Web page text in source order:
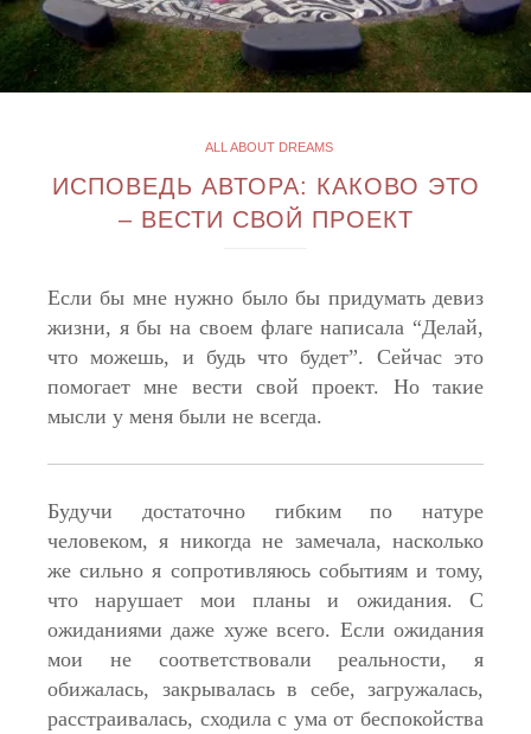
ALL ABOUT DREAMS
ИСПОВЕДЬ АВТОРА: КАКОВО ЭТО
– ВЕСТИ СВОЙ ПРОЕКТ
Если бы мне нужно было бы придумать девиз
жизни, я бы на своем флаге написала “Делай,
что можешь, и будь что будет”. Сейчас это
помогает мне вести свой проект. Но такие
мысли у меня были не всегда.
Будучи достаточно гибким по натуре
человеком, я никогда не замечала, насколько
же сильно я сопротивляюсь событиям и тому,
что нарушает мои планы и ожидания. С
ожиданиями даже хуже всего. Если ожидания
мои не соответствовали реальности, я
обижалась, закрывалась в себе, загружалась,
расстраивалась, сходила с ума от беспокойства